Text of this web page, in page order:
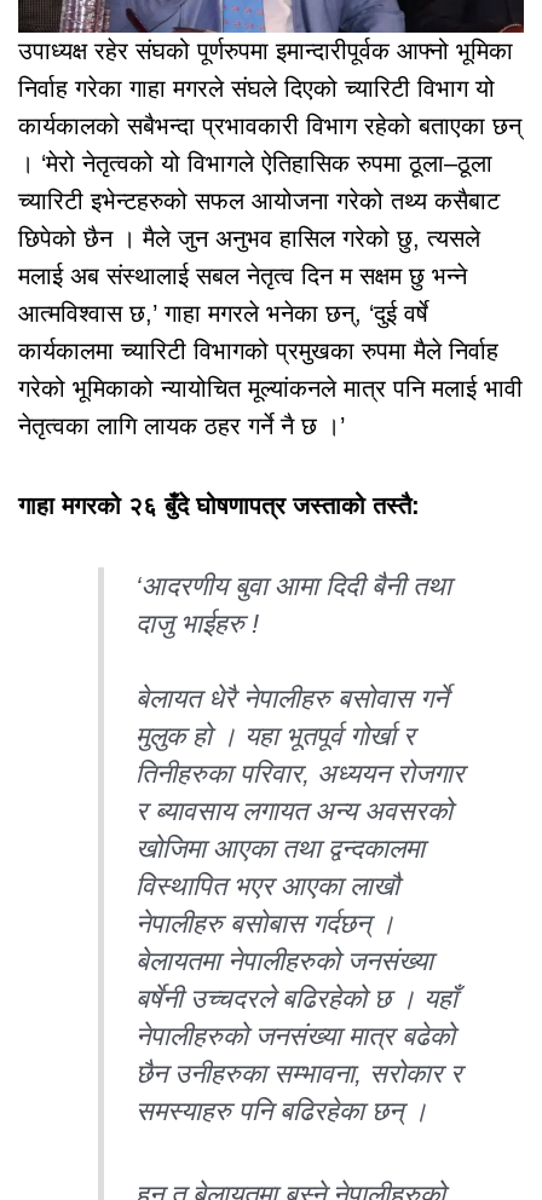
उपाध्यक्ष रहेर संघको पूर्णरुपमा इमान्दारीपूर्वक आफ्नो भूमिका
निर्वाह गरेका गाहा मगरले संघले दिएको च्यारिटी विभाग यो
कार्यकालको सबैभन्दा प्रभावकारी विभाग रहेको बताएका छन्
। ‘मेरो नेतृत्वको यो विभागले ऐतिहासिक रुपमा ठूला–ठूला
च्यारिटी इभेन्टहरुको सफल आयोजना गरेको तथ्य कसैबाट
छिपेको छैन । मैले जुन अनुभव हासिल गरेको छु, त्यसले
मलाई अब संस्थालाई सबल नेतृत्व दिन म सक्षम छु भन्ने
आत्मविश्वास छ,’ गाहा मगरले भनेका छन्, ‘दुई वर्षे
कार्यकालमा च्यारिटी विभागको प्रमुखका रुपमा मैले निर्वाह
गरेको भूमिकाको न्यायोचित मूल्यांकनले मात्र पनि मलाई भावी
नेतृत्वका लागि लायक ठहर गर्ने नै छ ।’
गाहा मगरको २६ बुँदे घोषणापत्र जस्ताको तस्तै:
‘आदरणीय बुवा आमा दिदी बैनी तथा
दाजु भाईहरु !
बेलायत धेरै नेपालीहरु बसोवास गर्ने
मुलुक हो । यहा भूतपूर्व गोर्खा र
तिनीहरुका परिवार, अध्ययन रोजगार
र ब्यावसाय लगायत अन्य अवसरको
खोजिमा आएका तथा द्वन्दकालमा
विस्थापित भएर आएका लाखौ
नेपालीहरु बसोबास गर्दछन् ।
बेलायतमा नेपालीहरुको जनसंख्या
बर्षेनी उच्चदरले बढिरहेको छ । यहाँ
नेपालीहरुको जनसंख्या मात्र बढेको
छैन उनीहरुका सम्भावना, सरोकार र
समस्याहरु पनि बढिरहेका छन् ।